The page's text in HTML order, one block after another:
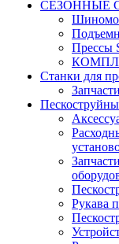
СЕЗОННЫЕ
Прессы
Станки для
Рукава